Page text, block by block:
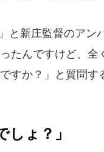
と新庄監督のアン
たんですけど、
すか？」と質問す
しょ？」